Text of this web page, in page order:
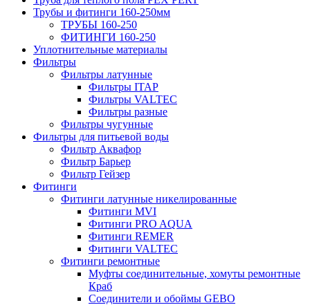
Трубы и фитинги 160-250мм
ТРУБЫ 160-250
ФИТИНГИ 160-250
Уплотнительные материалы
Фильтры
Фильтры латунные
Фильтры ITAP
Фильтры VALTEC
Фильтры разные
Фильтры чугунные
Фильтры для питьевой воды
Фильтр Аквафор
Фильтр Барьер
Фильтр Гейзер
Фитинги
Фитинги латунные никелированные
Фитинги MVI
Фитинги PRO AQUA
Фитинги REMER
Фитинги VALTEC
Фитинги ремонтные
Муфты соединительные, хомуты ремонтные
Краб
Соединители и обоймы GEBO